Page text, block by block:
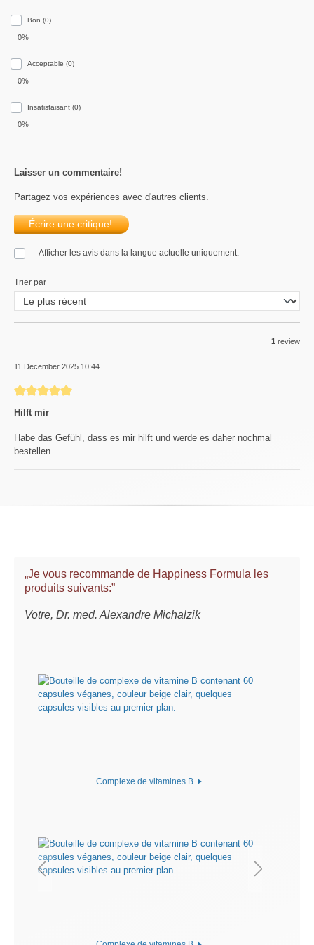
Bon (0)
0%
Acceptable (0)
0%
Insatisfaisant (0)
0%
Laisser un commentaire!
Partagez vos expériences avec d'autres clients.
Écrire une critique!
Afficher les avis dans la langue actuelle uniquement.
Trier par
1 review
11 December 2025 10:44
Review with rating of 5 out of 5 stars
Hilft mir
Habe das Gefühl, dass es mir hilft und werde es daher nochmal
bestellen.
„Je vous recommande de Happiness Formula les
produits suivants:”
Votre, Dr. med. Alexandre Michalzik
Complexe de vitamines B